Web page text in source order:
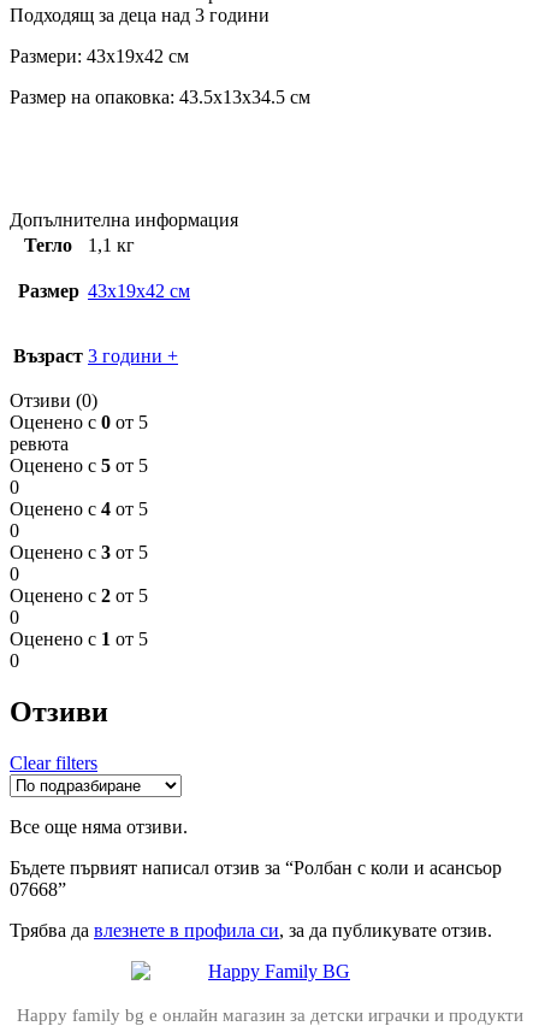
Подходящ за деца над 3 години
Размери: 43x19x42 см
Размер на опаковка: 43.5x13x34.5 см
Допълнителна информация
Тегло
1,1 кг
Размер 43x19x42 см
Възраст 3 години +
Отзиви (0)
Оценено с 0 от 5
ревюта
Оценено с 5 от 5
0
Оценено с 4 от 5
0
Оценено с 3 от 5
0
Оценено с 2 от 5
0
Оценено с 1 от 5
0
Отзиви
Clear filters
Все още няма отзиви.
Бъдете първият написал отзив за “Ролбан с коли и асансьор
07668”
Трябва да влезнете в профила си, за да публикувате отзив.
Happy family bg е онлайн магазин за детски играчки и продукти